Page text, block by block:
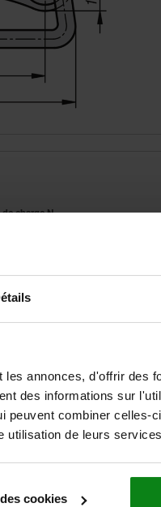
annonces, d'offrir des
des informations sur
peuvent combiner celles-
utilisation de leurs
cookies
LE TABLEAU
Capacité de charge N